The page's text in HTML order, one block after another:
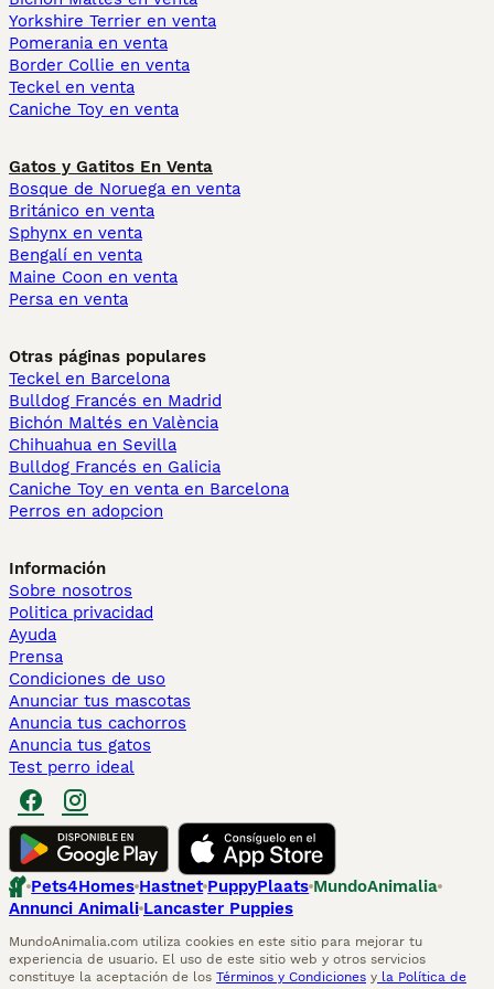
Yorkshire Terrier en venta
Pomerania en venta
Border Collie en venta
Teckel en venta
Caniche Toy en venta
Gatos y Gatitos En Venta
Bosque de Noruega en venta
Británico en venta
Sphynx en venta
Bengalí en venta
Maine Coon en venta
Persa en venta
Otras páginas populares
Teckel en Barcelona
Bulldog Francés en Madrid
Bichón Maltés en València
Chihuahua en Sevilla
Bulldog Francés en Galicia
Caniche Toy en venta en Barcelona
Perros en adopcion
Información
Sobre nosotros
Politica privacidad
Ayuda
Prensa
Condiciones de uso
Anunciar tus mascotas
Anuncia tus cachorros
Anuncia tus gatos
Test perro ideal
Pets4Homes Hastnet PuppyPlaats MundoAnimalia
Annunci Animali Lancaster Puppies
MundoAnimalia.com utiliza cookies en este sitio para mejorar tu
experiencia de usuario. El uso de este sitio web y otros servicios
constituye la aceptación de los Términos y Condiciones y la Política de